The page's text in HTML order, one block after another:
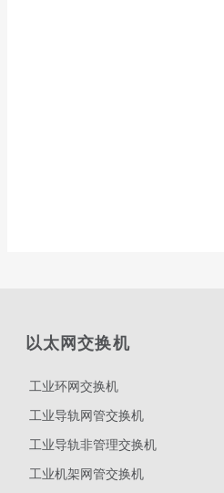
以太网交换机
工业环网交换机
工业导轨网管交换机
工业导轨非管理交换机
工业机架网管交换机